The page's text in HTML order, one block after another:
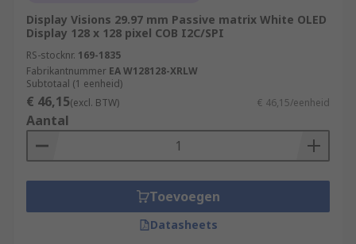
Display Visions 29.97 mm Passive matrix White OLED
Display 128 x 128 pixel COB I2C/SPI
RS-stocknr. 169-1835
Fabrikantnummer EA W128128-XRLW
Subtotaal (1 eenheid)
€ 46,15(excl. BTW) € 46,15/eenheid
Aantal
Toevoegen
Datasheets